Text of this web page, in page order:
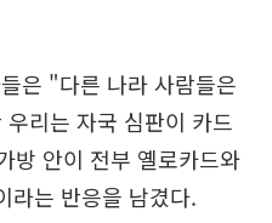
은 "다른 나라 사람들은
리는 자국 심판이 카드
방 안이 전부 옐로카드와
라는 반응을 남겼다.